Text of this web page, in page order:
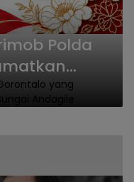
Polda
Sungai